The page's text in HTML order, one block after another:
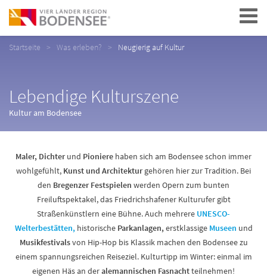
Navigation
Startseite Was erleben? Neugierig auf Kultur
Lebendige Kulturszene
Kultur am Bodensee
Maler, Dichter und Pioniere haben sich am Bodensee schon immer
wohlgefühlt, Kunst und Architektur gehören hier zur Tradition. Bei
den Bregenzer Festspielen werden Opern zum bunten
Freiluftspektakel, das Friedrichshafener Kulturufer gibt
Straßenkünstlern eine Bühne. Auch mehrere UNESCO-
Welterbestätten, historischeParkanlagen,erstklassige Museen und
Musikfestivalsvon Hip-Hop bis Klassik machen den Bodensee zu
einem spannungsreichen Reiseziel. Kulturtipp im Winter: einmal im
eigenen Häs an deralemannischen Fasnachtteilnehmen!